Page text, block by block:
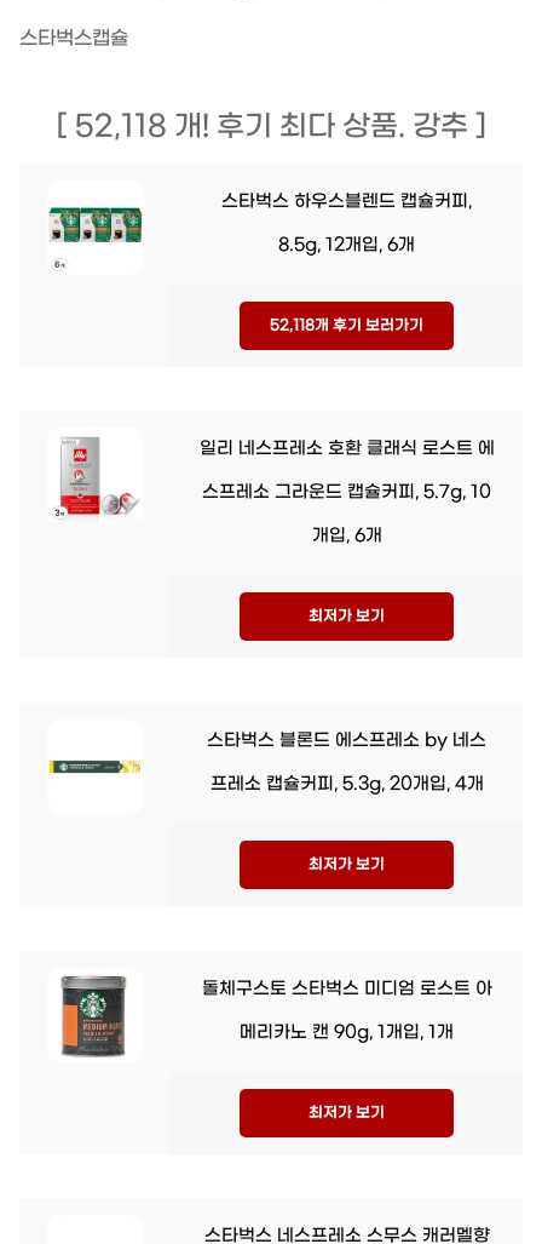
스타벅스캡슐
[ 52,118 개! 후기 최다 상품. 강추 ]
스타벅스 하우스블렌드 캡슐커피,
8.5g, 12개입, 6개
52,118개 후기 보러가기
일리 네스프레소 호환 클래식 로스트 에
스프레소 그라운드 캡슐커피, 5.7g, 10
개입, 6개
최저가 보기
스타벅스 블론드 에스프레소 by 네스
프레소 캡슐커피, 5.3g, 20개입, 4개
최저가 보기
돌체구스토 스타벅스 미디엄 로스트 아
메리카노 캔 90g, 1개입, 1개
최저가 보기
스타벅스 네스프레소 스무스 캐러멜향